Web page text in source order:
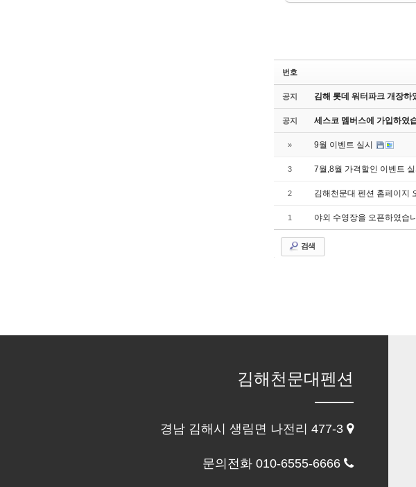
번호
공지 김해 롯데 워터파크 개장하
공지 세스코 멤버스에 가입하였
» 9월 이벤트 실시
3 7월,8월 가격할인 이벤트
2 김해천문대 펜션 홈페이지
1 야외 수영장을 오픈하였습
검색
김해천문대펜션
경남 김해시 생림면 나전리 477-3
문의전화 010-6555-6666